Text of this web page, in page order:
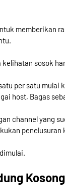
memberikan
sosok
per satu mulai
host, Bagas
channel yang
penelusuran
Kosong